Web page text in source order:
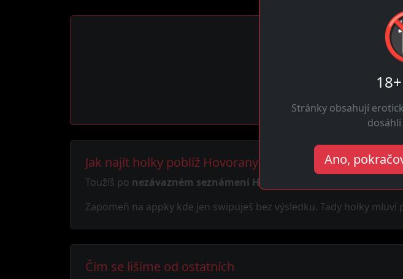
Hledej
Tvá holka Hovorany je blíž
Jak najít holky poblíž Hovorany
Toužíš po nezávazném seznámení Hovorany
? Naše platforma
Zapomeň na appky kde jen swipuješ bez výsledku. Tady holky
Čím se lišíme od ostatních
Stránky obsahují
Ano,